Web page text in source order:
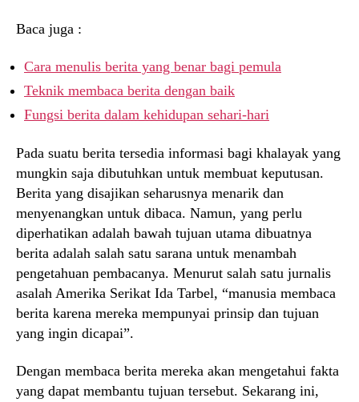
Baca juga :
Cara menulis berita yang benar bagi pemula
Teknik membaca berita dengan baik
Fungsi berita dalam kehidupan sehari-hari
Pada suatu berita tersedia informasi bagi khalayak yang
mungkin saja dibutuhkan untuk membuat keputusan.
Berita yang disajikan seharusnya menarik dan
menyenangkan untuk dibaca. Namun, yang perlu
diperhatikan adalah bawah tujuan utama dibuatnya
berita adalah salah satu sarana untuk menambah
pengetahuan pembacanya. Menurut salah satu jurnalis
asalah Amerika Serikat Ida Tarbel, “manusia membaca
berita karena mereka mempunyai prinsip dan tujuan
yang ingin dicapai”.
Dengan membaca berita mereka akan mengetahui fakta
yang dapat membantu tujuan tersebut. Sekarang ini,